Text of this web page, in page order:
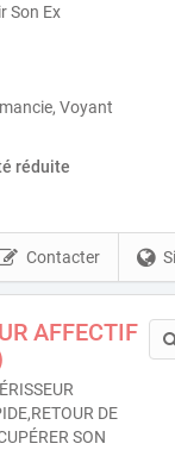
Son Ex
Voyant
réduite
Contacter
AFFECTIF
DE
SON